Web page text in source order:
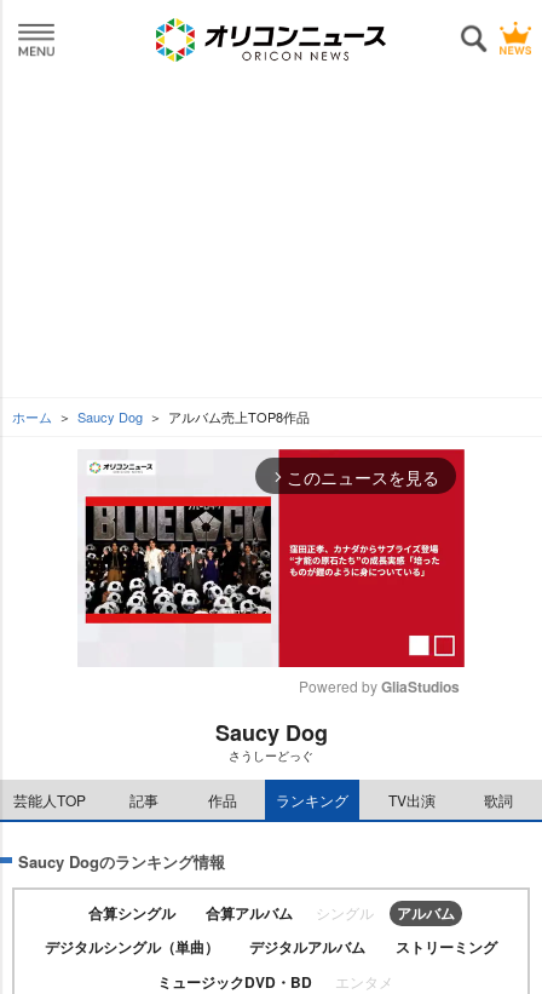
ホーム Saucy Dog アルバム売上TOP8作品
arrow_forward_ios このニュースを見る
t
Powered by GliaStudios
Saucy Dog
さうしーどっぐ
芸能人TOP 記事 作品 ランキング TV出演 歌詞
Saucy Dogのランキング情報
合算シングル 合算アルバム シングル
アルバム
デジタルシングル（単曲）
デジタルアルバム
ストリーミング
ミュージックDVD・BD
エンタメ